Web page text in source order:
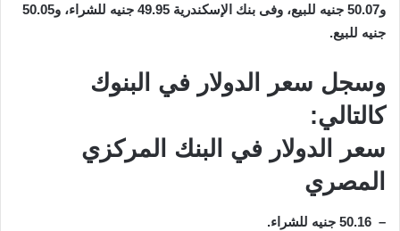
و50.07 جنيه للبيع، وفى بنك الإسكندرية 49.95 جنيه للشراء، و50.05
جنيه للبيع.
وسجل سعر الدولار في البنوك
كالتالي:
سعر الدولار في البنك المركزي
المصري
– 50.16 جنيه للشراء.